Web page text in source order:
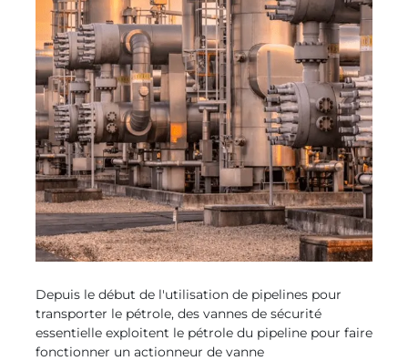
Depuis le début de l'utilisation de pipelines pour
transporter le pétrole, des vannes de sécurité
essentielle exploitent le pétrole du pipeline pour faire
fonctionner un actionneur de vanne